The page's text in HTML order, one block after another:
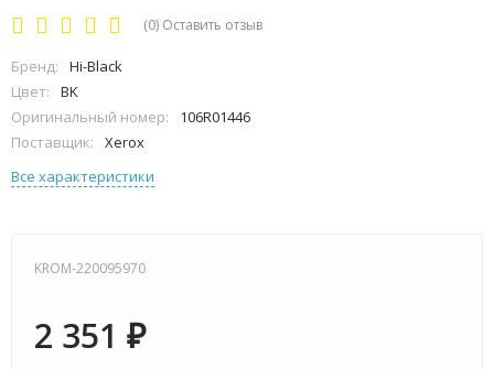
(0) Оставить отзыв
Бренд:
Hi-Black
Цвет:
BK
Оригинальный номер:
106R01446
Поставщик:
Xerox
Все характеристики
KROM-220095970
2 351 ₽